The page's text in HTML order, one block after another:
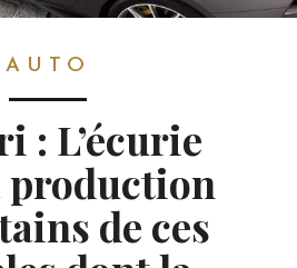
AUTO
: L’écurie
production
de ces